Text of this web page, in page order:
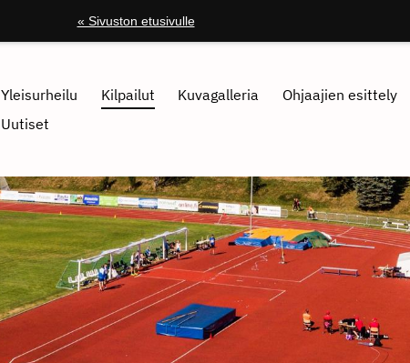
« Sivuston etusivulle
Yleisurheilu Kilpailut Kuvagalleria Ohjaajien esittely
Uutiset